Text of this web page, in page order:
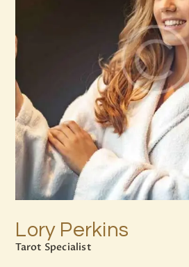
OUR TEAM
PAGES
Lory Perkins
Tarot Specialist